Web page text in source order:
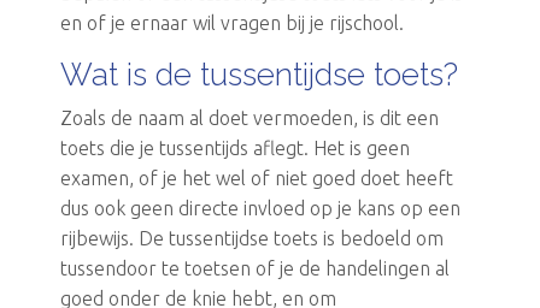
en of je ernaar wil vragen bij je rijschool.
Wat is de tussentijdse toets?
Zoals de naam al doet vermoeden, is dit een
toets die je tussentijds aflegt. Het is geen
examen, of je het wel of niet goed doet heeft
dus ook geen directe invloed op je kans op een
rijbewijs. De tussentijdse toets is bedoeld om
tussendoor te toetsen of je de handelingen al
goed onder de knie hebt, en om